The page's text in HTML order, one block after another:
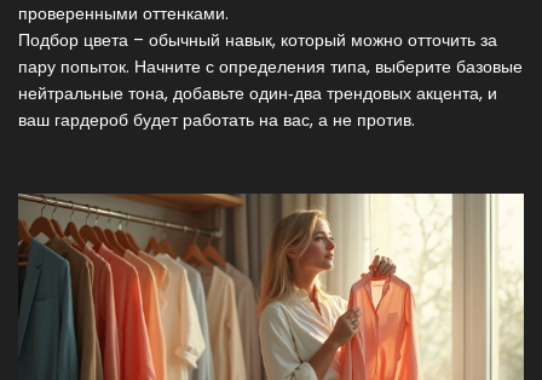
проверенными оттенками.
Подбор цвета – обычный навык, который можно отточить за
пару попыток. Начните с определения типа, выберите базовые
нейтральные тона, добавьте один‑два трендовых акцента, и
ваш гардероб будет работать на вас, а не против.